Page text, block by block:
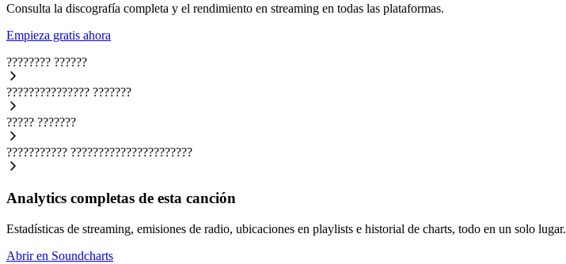
Consulta la discografía completa y el rendimiento en streaming en todas las plataformas.
Empieza gratis ahora
???????? ??????
??????????????? ???????
????? ???????
??????????? ??????????????????????
Analytics completas de esta canción
Estadísticas de streaming, emisiones de radio, ubicaciones en playlists e historial de charts, todo en un solo lugar.
Abrir en Soundcharts